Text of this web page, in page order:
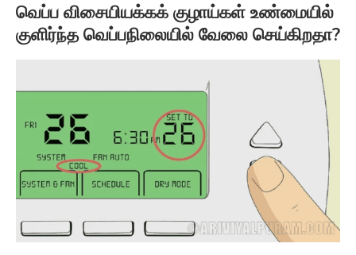
வெப்ப விசையியக்கக் குழாய்கள் உண்மையில்
குளிர்ந்த வெப்பநிலையில் வேலை செய்கிறதா?